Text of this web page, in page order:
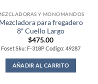
Y MONOMANDOS
Mezcladora para fregadero
8″ Cuello Largo
$475.00
Foset Sku: F-318P Codigo: 49287
AÑADIR AL CARRITO